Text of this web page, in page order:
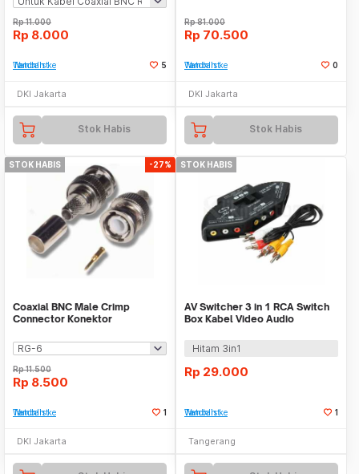
Rp11.000
Rp 8.000
Tambah ke Watchlist 5
DKI Jakarta
Stok Habis
Rp81.000
Rp 70.500
Tambah ke Watchlist 0
DKI Jakarta
Stok Habis
STOK HABIS -27%
Coaxial BNC Male Crimp
Connector Konektor
Rp11.500
Rp 8.500
Tambah ke Watchlist 1
DKI Jakarta
STOK HABIS
AV Switcher 3 in 1 RCA Switch
Box Kabel Video Audio
Hitam 3in1
Rp 29.000
Tambah ke Watchlist 1
Tangerang